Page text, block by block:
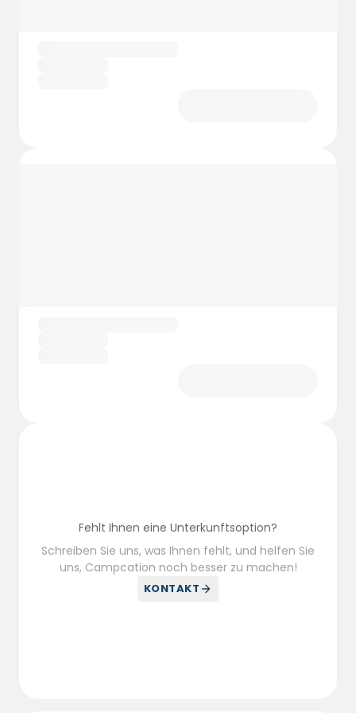
Fehlt Ihnen eine Unterkunftsoption?
Schreiben Sie uns, was Ihnen fehlt, und helfen Sie
uns, Campcation noch besser zu machen!
KONTAKT